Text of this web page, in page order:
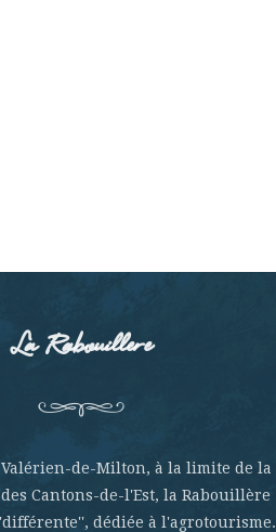
La Rabouillere
de-Milton, à la limite de la
Cantons-de-l'Est, la Rabouillère
dédiée à l'agrotourisme.